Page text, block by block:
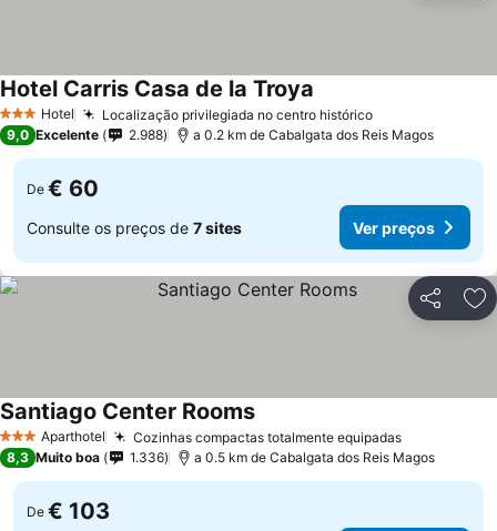
3 EstrelasHotel Localização privilegiada no centro histórico
Hotel Carris Casa de la Troya
9,0 Excelente 2.988 a 0.2 km de Cabalgata dos Reis Magos
De € 60
Consulte os preços de 7 sites Ver preços
Partilhar
3 EstrelasAparthotel Cozinhas compactas totalmente equipadas
Santiago Center Rooms
8,3 Muito boa 1.336 a 0.5 km de Cabalgata dos Reis Magos
De € 103